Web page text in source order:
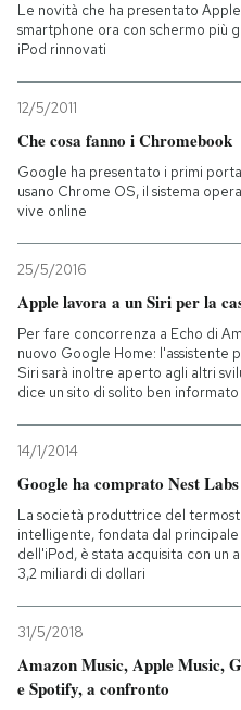
Le novità che ha presentato
smartphone ora con schermo più
iPod rinnovati
12/5/2011
Che cosa fanno i Chromebook
Google ha presentato i primi
usano Chrome OS, il sistema
vive online
25/5/2016
Apple lavora a un Siri per la
Per fare concorrenza a Echo di
nuovo Google Home: l'assistente
Siri sarà inoltre aperto agli altri
dice un sito di solito ben informato
14/1/2014
Google ha comprato Nest Labs
La società produttrice del
intelligente, fondata dal
dell'iPod, è stata acquisita con un
3,2 miliardi di dollari
31/5/2018
Amazon Music, Apple Music,
e Spotify, a confronto